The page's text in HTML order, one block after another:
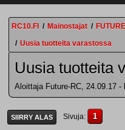
RC10.FI / Mainostajat /
/ Uusia tuotteita varastossa
Uusia tuotteita
Aloittaja Future-RC, 24.09.17 -
SIIRRY ALAS Sivuja 1